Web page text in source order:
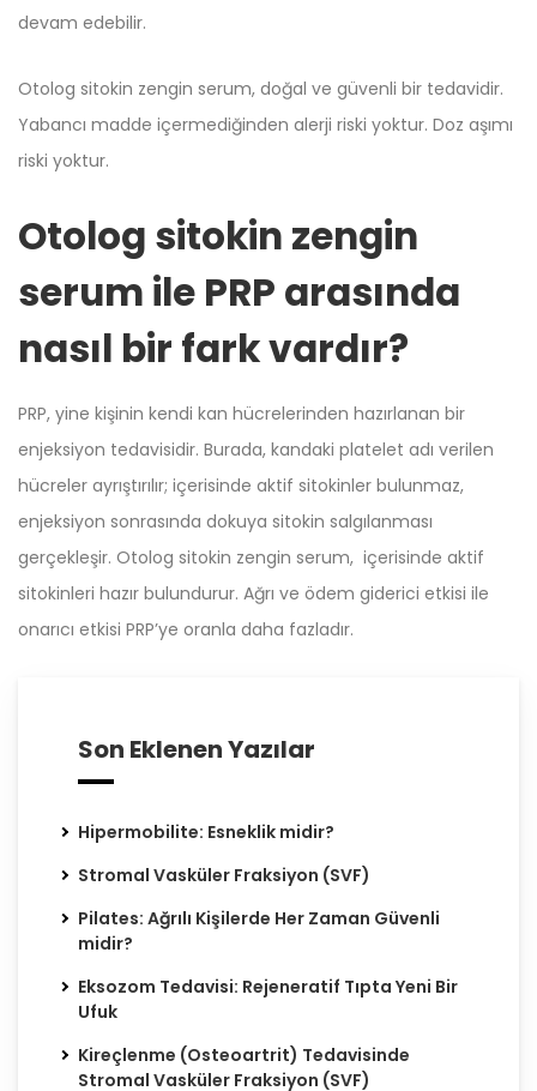
devam edebilir.
Otolog sitokin zengin serum, doğal ve güvenli bir tedavidir.
Yabancı madde içermediğinden alerji riski yoktur. Doz aşımı
riski yoktur.
Otolog sitokin zengin
serum ile PRP arasında
nasıl bir fark vardır?
PRP, yine kişinin kendi kan hücrelerinden hazırlanan bir
enjeksiyon tedavisidir. Burada, kandaki platelet adı verilen
hücreler ayrıştırılır; içerisinde aktif sitokinler bulunmaz,
enjeksiyon sonrasında dokuya sitokin salgılanması
gerçekleşir. Otolog sitokin zengin serum, içerisinde aktif
sitokinleri hazır bulundurur. Ağrı ve ödem giderici etkisi ile
onarıcı etkisi PRP’ye oranla daha fazladır.
Son Eklenen Yazılar
Hipermobilite: Esneklik midir?
Stromal Vasküler Fraksiyon (SVF)
Pilates: Ağrılı Kişilerde Her Zaman Güvenli
midir?
Eksozom Tedavisi: Rejeneratif Tıpta Yeni Bir
Ufuk
Kireçlenme (Osteoartrit) Tedavisinde
Stromal Vasküler Fraksiyon (SVF)